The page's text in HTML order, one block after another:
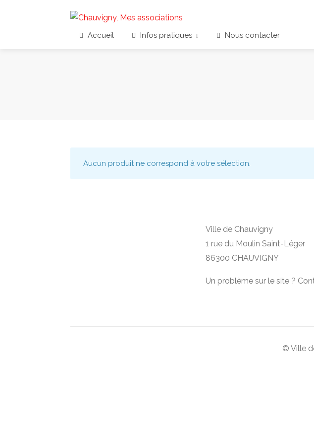
Accueil Infos pratiques Nous contacter
Aucun produit ne correspond à votre sélection.
Ville de Chauvigny
1 rue du Moulin Saint-Léger
86300 CHAUVIGNY
Un problème sur le site ?
© Ville